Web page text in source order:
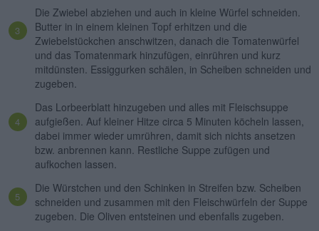
Die Zwiebel abziehen und auch in kleine Würfel schneiden.
Butter in in einem kleinen Topf erhitzen und die
Zwiebelstückchen anschwitzen, danach die Tomatenwürfel
und das Tomatenmark hinzufügen, einrühren und kurz
mitdünsten. Essiggurken schälen, in Scheiben schneiden und
zugeben.
Das Lorbeerblatt hinzugeben und alles mit Fleischsuppe
aufgießen. Auf kleiner Hitze circa 5 Minuten köcheln lassen,
dabei immer wieder umrühren, damit sich nichts ansetzen
bzw. anbrennen kann. Restliche Suppe zufügen und
aufkochen lassen.
Die Würstchen und den Schinken in Streifen bzw. Scheiben
schneiden und zusammen mit den Fleischwürfeln der Suppe
zugeben. Die Oliven entsteinen und ebenfalls zugeben.